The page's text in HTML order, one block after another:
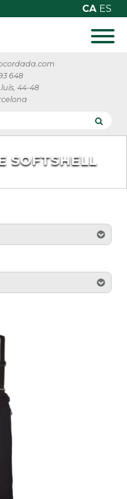
CA ES
648
44-48
SOFTSHELL